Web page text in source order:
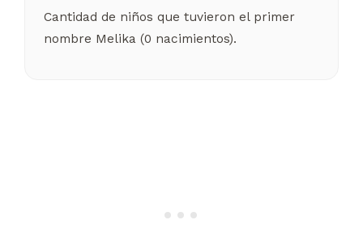
Cantidad de niños que tuvieron el primer
nombre Melika (0 nacimientos).